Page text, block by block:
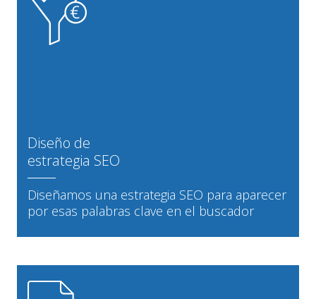
Diseño de
estrategia SEO
Diseñamos una estrategia SEO para aparecer
por esas palabras clave en el buscador